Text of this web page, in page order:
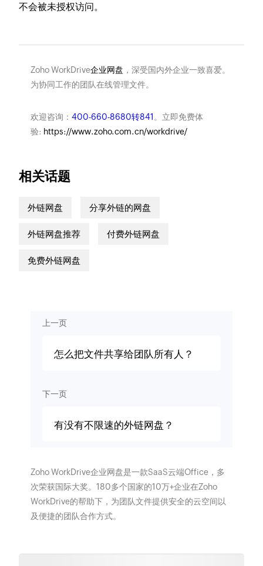
不会被未授权访问。
Zoho WorkDrive企业网盘 ，深受国内外企业一致喜爱。
为协同工作的团队在线管理文件。
欢迎咨询： 400-660-8680转841 。立即免费体
验: https://www.zoho.com.cn/workdrive/
相关话题
外链网盘 分享外链的网盘
外链网盘推荐 付费外链网盘
免费外链网盘
上一页
怎么把文件共享给团队所有人？
下一页
有没有不限速的外链网盘？
Zoho WorkDrive企业网盘是一款SaaS云端Office，多
次荣获国际大奖。180多个国家的10万+企业在Zoho
WorkDrive的帮助下，为团队文件提供安全的云空间以
及便捷的团队合作方式。